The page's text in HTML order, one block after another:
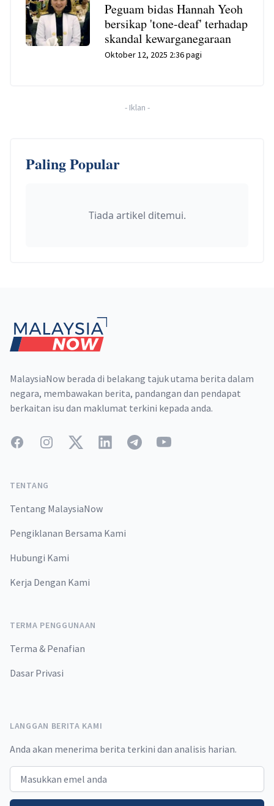
Peguam bidas Hannah Yeoh
bersikap 'tone-deaf' terhadap
skandal kewarganegaraan
Oktober 12, 2025 2:36 pagi
- Iklan -
Paling Popular
Tiada artikel ditemui.
MalaysiaNow berada di belakang tajuk utama berita dalam
negara, membawakan berita, pandangan dan pendapat
berkaitan isu dan maklumat terkini kepada anda.
FacebookInstagramTwitterLinkedInTelegramYouTube
TENTANG
Tentang MalaysiaNow
Pengiklanan Bersama Kami
Hubungi Kami
Kerja Dengan Kami
TERMA PENGGUNAAN
Terma & Penafian
Dasar Privasi
LANGGAN BERITA KAMI
Anda akan menerima berita terkini dan analisis harian.
Email address